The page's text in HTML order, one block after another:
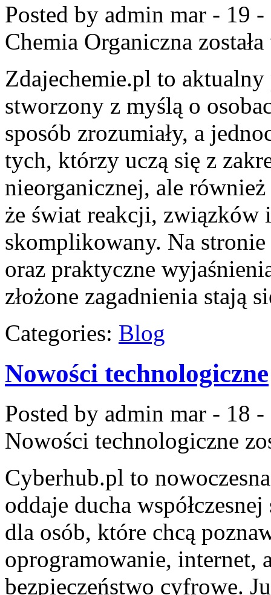
Posted by admin mar - 19 -
Chemia Organiczna
Zdajechemie.pl to
stworzony z myślą o
sposób zrozumiały, a
tych, którzy uczą się z
nieorganicznej, ale
że świat reakcji, związków
skomplikowany. Na
oraz praktyczne
złożone zagadnienia stają
Categories: Blog
Nowości technologiczne
Posted by admin mar - 18 -
Nowości technologiczne
Cyberhub.pl to
oddaje ducha
dla osób, które chcą
oprogramowanie, internet,
bezpieczeństwo cyfrowe.